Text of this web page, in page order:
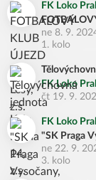
ne 8. 9.
1. kolo
čt 19. 9.
ne 22. 9.
3. kolo